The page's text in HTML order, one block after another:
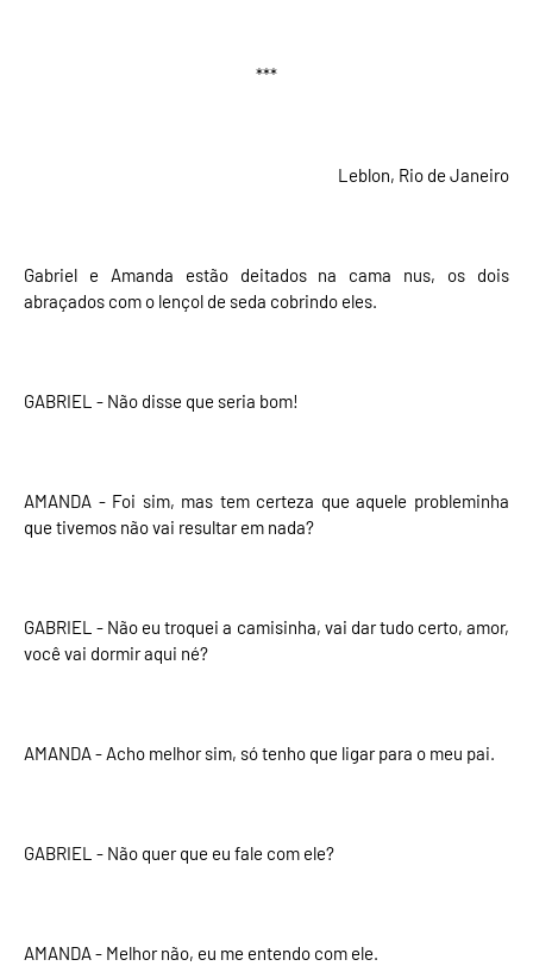
***
Leblon, Rio de Janeiro
Gabriel e Amanda estão deitados na cama nus, os dois
abraçados com o lençol de seda cobrindo eles.
GABRIEL - Não disse que seria bom!
AMANDA - Foi sim, mas tem certeza que aquele probleminha
que tivemos não vai resultar em nada?
GABRIEL - Não eu troquei a camisinha, vai dar tudo certo, amor,
você vai dormir aqui né?
AMANDA - Acho melhor sim, só tenho que ligar para o meu pai.
GABRIEL - Não quer que eu fale com ele?
AMANDA - Melhor não, eu me entendo com ele.